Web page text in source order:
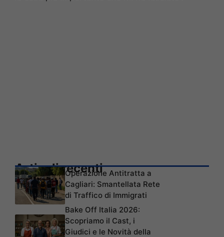
Articoli recentiOperazione Antitratta a
Cagliari: Smantellata Rete
di Traffico di Immigrati
Bake Off Italia 2026:
Scopriamo il Cast, i
Giudici e le Novità della